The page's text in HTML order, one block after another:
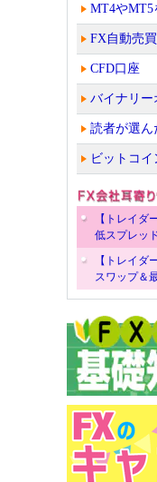
MT4やMT5
FX自動売
CFD口座
バイナリー
読者が選ん
ビットコ
【トレイダ
低スプレッ
【トレイダ
スワップ＆